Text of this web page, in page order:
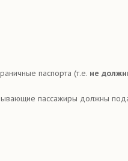
паспорта (т.е. не
пассажиры должны